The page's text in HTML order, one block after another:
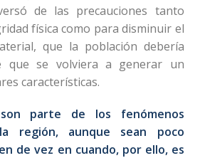
de las precauciones tanto
física como para disminuir el
que la población debería
que se volviera a generar un
características.
parte de los fenómenos
región, aunque sean poco
de vez en cuando, por ello, es